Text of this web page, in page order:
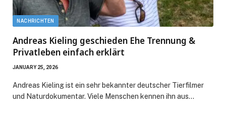
NACHRICHTEN
Andreas Kieling geschieden Ehe Trennung &
Privatleben einfach erklärt
JANUARY 25, 2026
Andreas Kieling ist ein sehr bekannter deutscher Tierfilmer
und Naturdokumentar. Viele Menschen kennen ihn aus…